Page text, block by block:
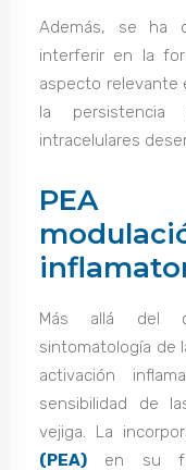
Además, se ha
interferir en la
aspecto relevante
la persistencia
intracelulares
PEA
Más allá del
sintomatología de
activación
sensibilidad de
vejiga. La
(PEA) en su